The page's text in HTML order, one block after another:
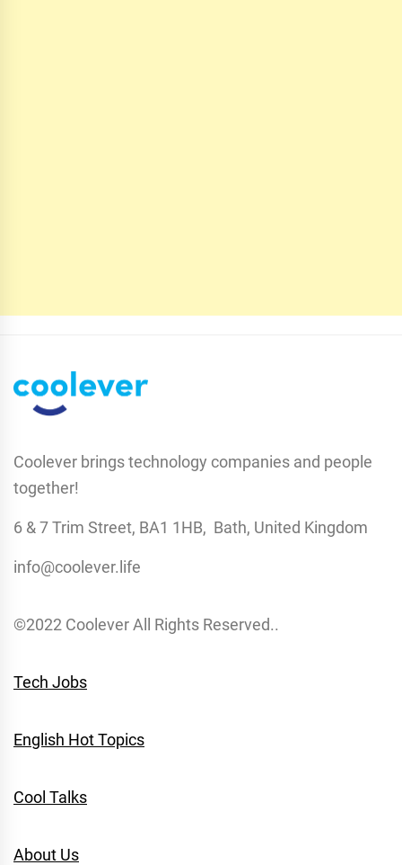
Coolever brings technology companies and people
together!
6 & 7 Trim Street, BA1 1HB, Bath, United Kingdom
info@coolever.life
©2022 Coolever All Rights Reserved..
Tech Jobs
English Hot Topics
Cool Talks
About Us